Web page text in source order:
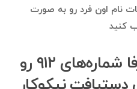
نام اون فرد رو به صورت
کنید
آیا مثلا می‌شود صرفا شماره‌های ۹۱۲ رو